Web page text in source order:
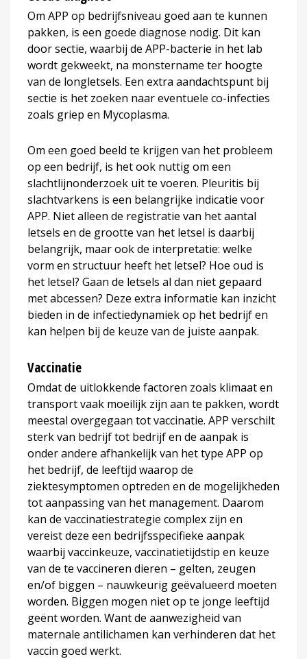
Om APP op bedrijfsniveau goed aan te kunnen
pakken, is een goede diagnose nodig. Dit kan
door sectie, waarbij de APP-bacterie in het lab
wordt gekweekt, na monstername ter hoogte
van de longletsels. Een extra aandachtspunt bij
sectie is het zoeken naar eventuele co-infecties
zoals griep en Mycoplasma.
Om een goed beeld te krijgen van het probleem
op een bedrijf, is het ook nuttig om een
slachtlijnonderzoek uit te voeren. Pleuritis bij
slachtvarkens is een belangrijke indicatie voor
APP. Niet alleen de registratie van het aantal
letsels en de grootte van het letsel is daarbij
belangrijk, maar ook de interpretatie: welke
vorm en structuur heeft het letsel? Hoe oud is
het letsel? Gaan de letsels al dan niet gepaard
met abcessen? Deze extra informatie kan inzicht
bieden in de infectiedynamiek op het bedrijf en
kan helpen bij de keuze van de juiste aanpak.
Vaccinatie
Omdat de uitlokkende factoren zoals klimaat en
transport vaak moeilijk zijn aan te pakken, wordt
meestal overgegaan tot vaccinatie. APP verschilt
sterk van bedrijf tot bedrijf en de aanpak is
onder andere afhankelijk van het type APP op
het bedrijf, de leeftijd waarop de
ziektesymptomen optreden en de mogelijkheden
tot aanpassing van het management. Daarom
kan de vaccinatiestrategie complex zijn en
vereist deze een bedrijfsspecifieke aanpak
waarbij vaccinkeuze, vaccinatietijdstip en keuze
van de te vaccineren dieren – gelten, zeugen
en/of biggen – nauwkeurig geëvalueerd moeten
worden. Biggen mogen niet op te jonge leeftijd
geënt worden. Want de aanwezigheid van
maternale antilichamen kan verhinderen dat het
vaccin goed werkt.